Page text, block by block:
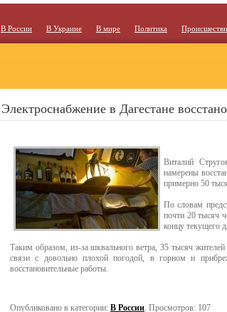
В России В Украине В мире Политика
Электроснабжение в Дагестане
Виталий
намерены
примерно 50
По словам
почти 20 тысяч
концу текущего
Таким образом, из-за шквального ветра, 35 тысяч
связи с довольно плохой погодой, в горном и
восстановительные работы.
Опубликовано в категории: В России. Просмотров: 107